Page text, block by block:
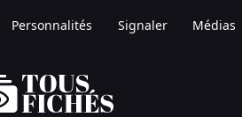
Personnalités Signaler Médias